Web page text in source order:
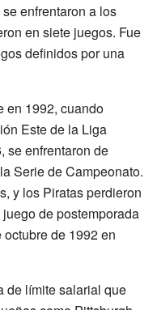
enfrentaron a los
en siete juegos. Fue
definidos por una
en 1992, cuando
Este de la Liga
se enfrentaron de
Serie de Campeonato.
y los Piratas perdieron
de postemporada
de 1992 en
de límite salarial que